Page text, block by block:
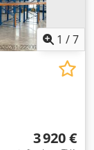
1 /7
3 920 €